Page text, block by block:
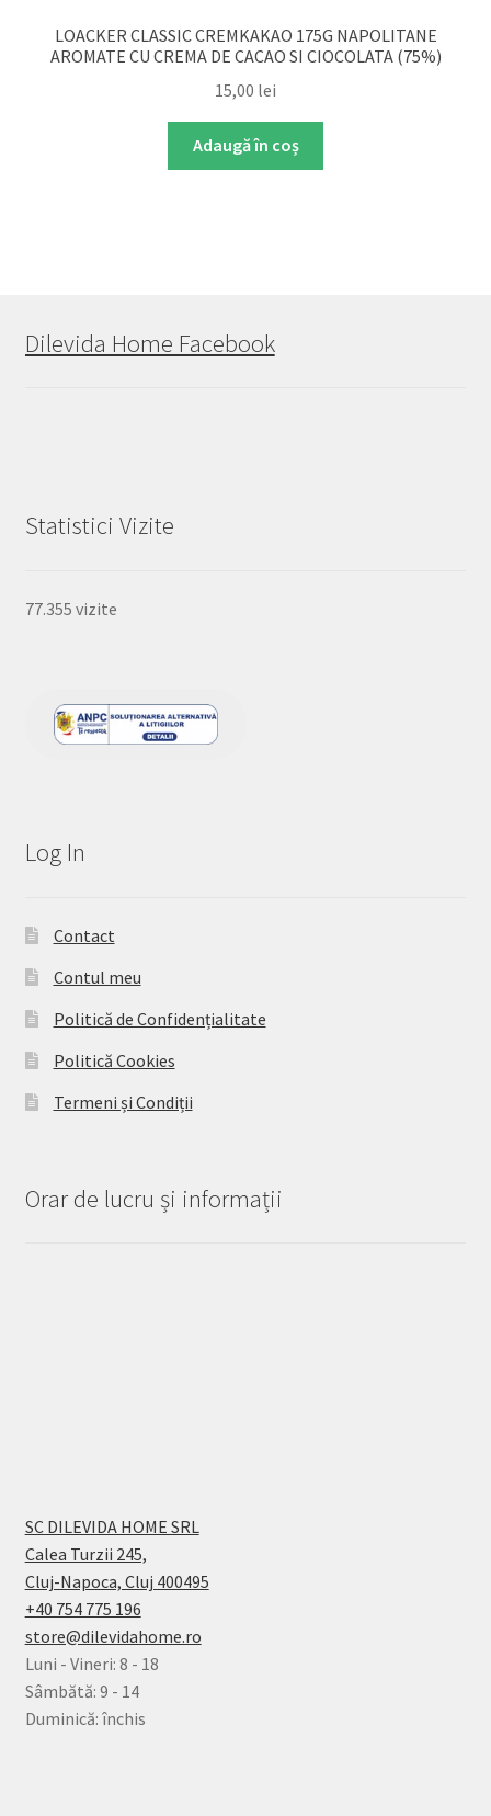
LOACKER CLASSIC CREMKAKAO 175G NAPOLITANE
AROMATE CU CREMA DE CACAO SI CIOCOLATA (75%)
15,00 lei
Adaugă în coș
Dilevida Home Facebook
Statistici Vizite
77.355 vizite
Log In
Contact
Contul meu
Politică de Confidențialitate
Politică Cookies
Termeni și Condiții
Orar de lucru și informații
SC DILEVIDA HOME SRL
Calea Turzii 245,
Cluj-Napoca, Cluj 400495
+40 754 775 196
store@dilevidahome.ro
Luni - Vineri: 8 - 18
Sâmbătă: 9 - 14
Duminică: închis